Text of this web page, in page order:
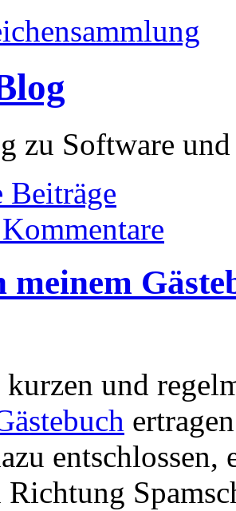
zu Software
Beiträge
meinem
und